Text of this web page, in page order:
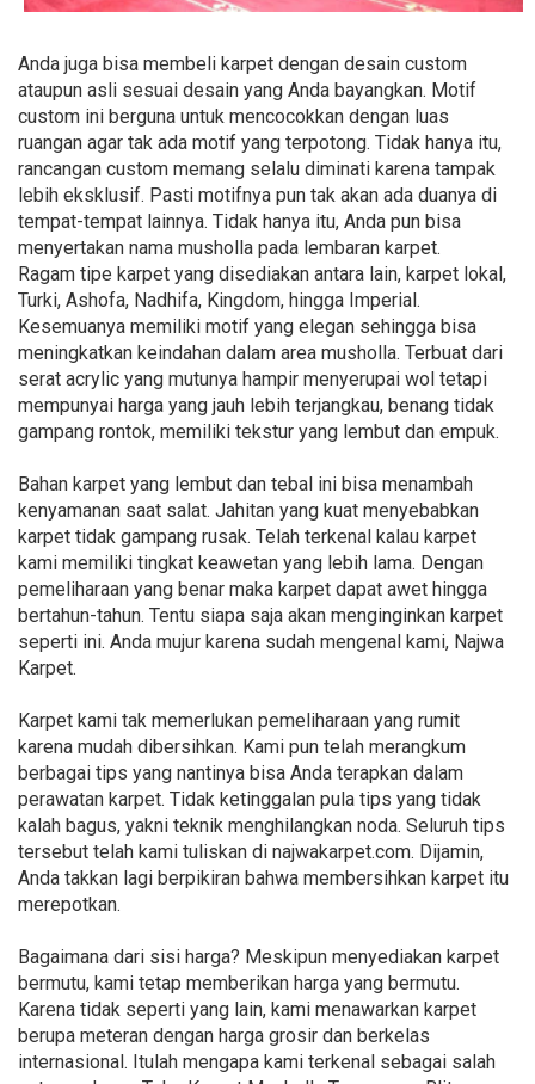
Anda juga bisa membeli karpet dengan desain custom
ataupun asli sesuai desain yang Anda bayangkan. Motif
custom ini berguna untuk mencocokkan dengan luas
ruangan agar tak ada motif yang terpotong. Tidak hanya itu,
rancangan custom memang selalu diminati karena tampak
lebih eksklusif. Pasti motifnya pun tak akan ada duanya di
tempat-tempat lainnya. Tidak hanya itu, Anda pun bisa
menyertakan nama musholla pada lembaran karpet.
Ragam tipe karpet yang disediakan antara lain, karpet lokal,
Turki, Ashofa, Nadhifa, Kingdom, hingga Imperial.
Kesemuanya memiliki motif yang elegan sehingga bisa
meningkatkan keindahan dalam area musholla. Terbuat dari
serat acrylic yang mutunya hampir menyerupai wol tetapi
mempunyai harga yang jauh lebih terjangkau, benang tidak
gampang rontok, memiliki tekstur yang lembut dan empuk.
Bahan karpet yang lembut dan tebal ini bisa menambah
kenyamanan saat salat. Jahitan yang kuat menyebabkan
karpet tidak gampang rusak. Telah terkenal kalau karpet
kami memiliki tingkat keawetan yang lebih lama. Dengan
pemeliharaan yang benar maka karpet dapat awet hingga
bertahun-tahun. Tentu siapa saja akan menginginkan karpet
seperti ini. Anda mujur karena sudah mengenal kami, Najwa
Karpet.
Karpet kami tak memerlukan pemeliharaan yang rumit
karena mudah dibersihkan. Kami pun telah merangkum
berbagai tips yang nantinya bisa Anda terapkan dalam
perawatan karpet. Tidak ketinggalan pula tips yang tidak
kalah bagus, yakni teknik menghilangkan noda. Seluruh tips
tersebut telah kami tuliskan di najwakarpet.com. Dijamin,
Anda takkan lagi berpikiran bahwa membersihkan karpet itu
merepotkan.
Bagaimana dari sisi harga? Meskipun menyediakan karpet
bermutu, kami tetap memberikan harga yang bermutu.
Karena tidak seperti yang lain, kami menawarkan karpet
berupa meteran dengan harga grosir dan berkelas
internasional. Itulah mengapa kami terkenal sebagai salah